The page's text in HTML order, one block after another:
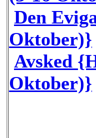
Den
Oktober)}
Avsked
Oktober)}